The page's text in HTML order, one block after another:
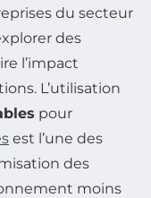
du secteur
des
l’impact
L’utilisation
pour
est l’une des
des
moins